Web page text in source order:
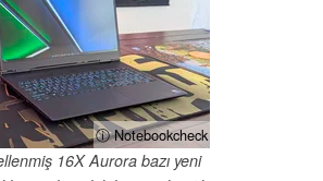
ⓘ Notebookcheck
16X Aurora bazı yeni